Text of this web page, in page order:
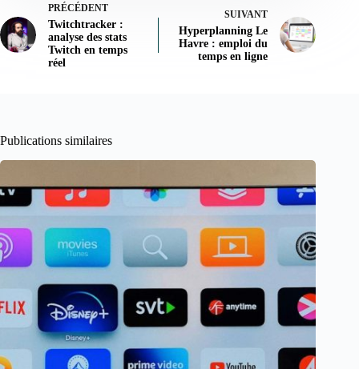
PRÉCÉDENT
Twitchtracker :
analyse des stats
Twitch en temps
réel
SUIVANT
Hyperplanning Le
Havre : emploi du
temps en ligne
Publications similaires